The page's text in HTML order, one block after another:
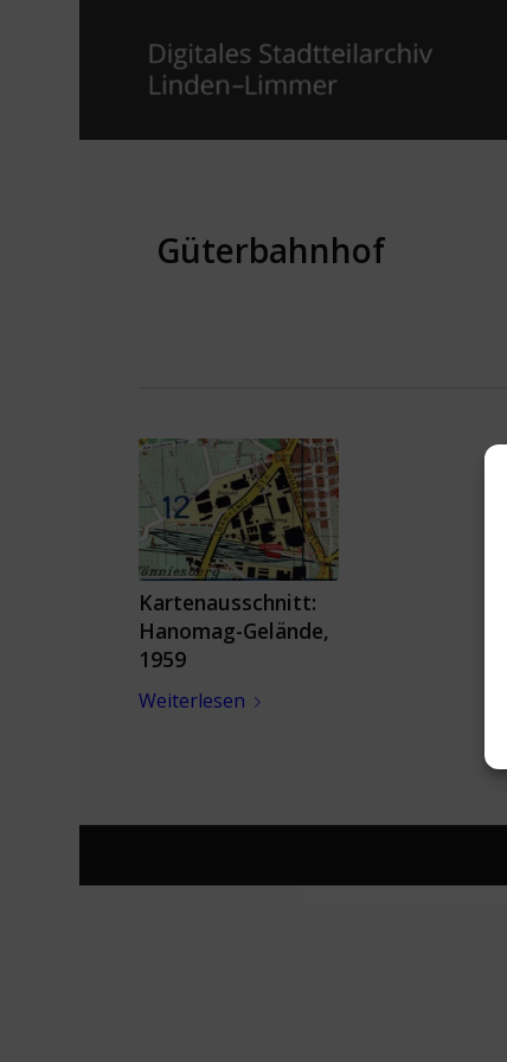
Güterbahnhof
Kartenausschnitt:
Hanomag-Gelände,
1959
Weiterlesen